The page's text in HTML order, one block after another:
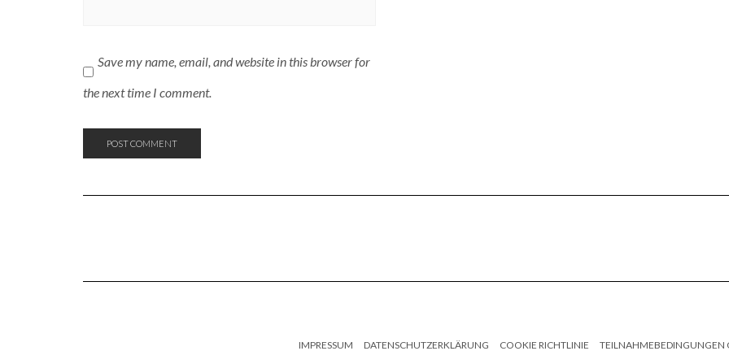
Save my name, email, and website in this browser for
the next time I comment.
IMPRESSUM DATENSCHUTZERKLÄRUNG COOKIE RICHTLINIE TEILNAHMEBEDINGUNGEN